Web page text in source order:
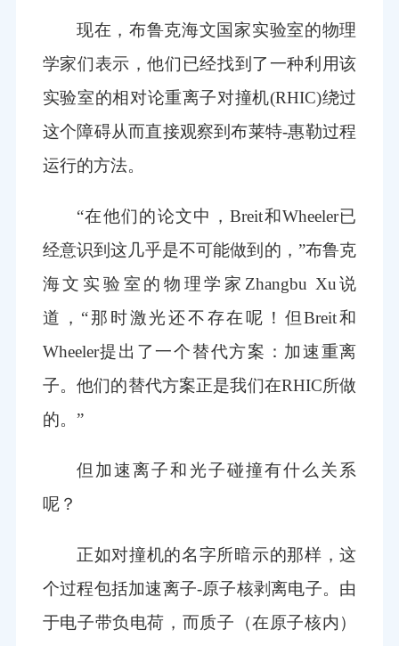
现在，布鲁克海文国家实验室的物理
学家们表示，他们已经找到了一种利用该
实验室的相对论重离子对撞机(RHIC)绕过
这个障碍从而直接观察到布莱特-惠勒过程
运行的方法。
“在他们的论文中，Breit和Wheeler已
经意识到这几乎是不可能做到的，”布鲁克
海文实验室的物理学家Zhangbu Xu说
道，“那时激光还不存在呢！但Breit和
Wheeler提出了一个替代方案：加速重离
子。他们的替代方案正是我们在RHIC所做
的。”
但加速离子和光子碰撞有什么关系
呢？
正如对撞机的名字所暗示的那样，这
个过程包括加速离子-原子核剥离电子。由
于电子带负电荷，而质子（在原子核内）